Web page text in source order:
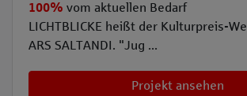
100% vom aktuellen Bedarf
LICHTBLICKE heißt der Kulturpreis-
ARS SALTANDI. "Jug ...
Projekt ansehen